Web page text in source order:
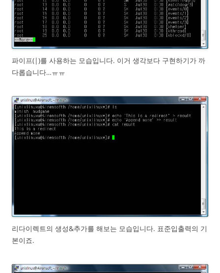
파이프(|)를 사용하는 모습입니다. 이거 생각보다 구현하기가 까
다롭습니다…ㅠㅠ
리다이렉트의 생성&추가를 해보는 모습입니다. 표준입출력의 기
본이죠.